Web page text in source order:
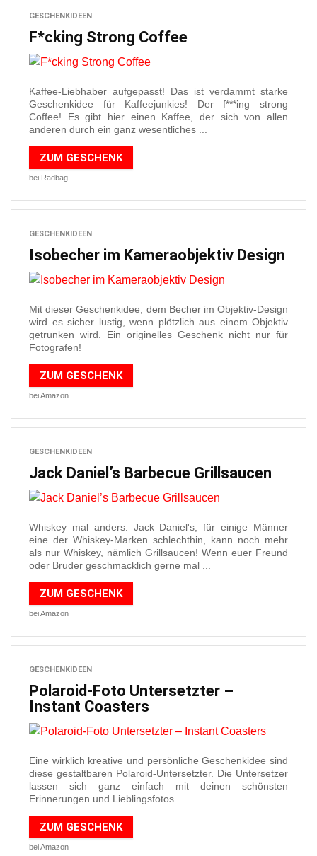
GESCHENKIDEEN
F*cking Strong Coffee
Kaffee-Liebhaber aufgepasst! Das ist verdammt starke
Geschenkidee für Kaffeejunkies! Der f***ing strong
Coffee! Es gibt hier einen Kaffee, der sich von allen
anderen durch ein ganz wesentliches ...
ZUM GESCHENK
bei Radbag
GESCHENKIDEEN
Isobecher im Kameraobjektiv Design
Mit dieser Geschenkidee, dem Becher im Objektiv-Design
wird es sicher lustig, wenn plötzlich aus einem Objektiv
getrunken wird. Ein originelles Geschenk nicht nur für
Fotografen!
ZUM GESCHENK
bei Amazon
GESCHENKIDEEN
Jack Daniel’s Barbecue Grillsaucen
Whiskey mal anders: Jack Daniel's, für einige Männer
eine der Whiskey-Marken schlechthin, kann noch mehr
als nur Whiskey, nämlich Grillsaucen! Wenn euer Freund
oder Bruder geschmacklich gerne mal ...
ZUM GESCHENK
bei Amazon
GESCHENKIDEEN
Polaroid-Foto Untersetzter –
Instant Coasters
Eine wirklich kreative und persönliche Geschenkidee sind
diese gestaltbaren Polaroid-Untersetzter. Die Untersetzer
lassen sich ganz einfach mit deinen schönsten
Erinnerungen und Lieblingsfotos ...
ZUM GESCHENK
bei Amazon